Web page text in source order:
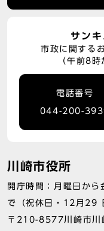
サン
市政に関する
（午前8
電話番号
044-200-
川崎市役所
開庁時間：月曜日か
で（祝休日・12月29
〒210-8577川崎市川